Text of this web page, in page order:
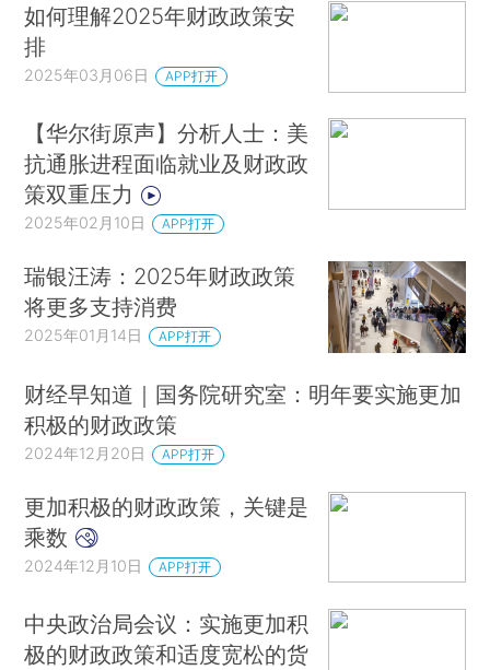
如何理解2025年财政政策安
排
2025年03月06日 APP打开
【华尔街原声】分析人士：美
抗通胀进程面临就业及财政政
策双重压力
2025年02月10日 APP打开
瑞银汪涛：2025年财政政策
将更多支持消费
2025年01月14日 APP打开
财经早知道｜国务院研究室：明年要实施更加
积极的财政政策
2024年12月20日 APP打开
更加积极的财政政策，关键是
乘数
2024年12月10日 APP打开
中央政治局会议：实施更加积
极的财政政策和适度宽松的货